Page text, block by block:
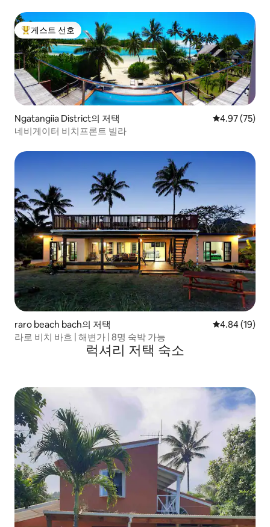
상위 게스트 선호
게스트 선호
Ngatangiia District의 저택 평점 4.97점(5
4.97 (75)
네비게이터 비치프론트 빌라
raro beach bach의 저택 평점 4.84점(5
4.84 (19)
라로 비치 바흐 | 해변가 | 8명 숙박 가능
럭셔리 저택 숙소